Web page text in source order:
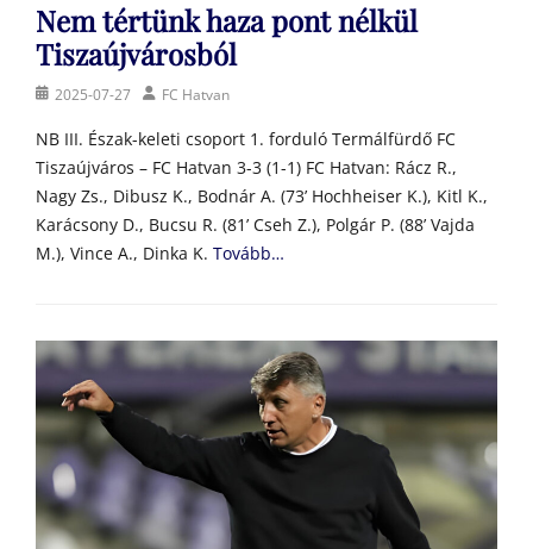
Nem tértünk haza pont nélkül
Tiszaújvárosból
Posted2025-07-27 AuthorFC Hatvan
NB III. Észak-keleti csoport 1. forduló Termálfürdő FC
Tiszaújváros – FC Hatvan 3-3 (1-1) FC Hatvan: Rácz R.,
Nagy Zs., Dibusz K., Bodnár A. (73’ Hochheiser K.), Kitl K.,
Karácsony D., Bucsu R. (81’ Cseh Z.), Polgár P. (88’ Vajda
M.), Vince A., Dinka K. Tovább…